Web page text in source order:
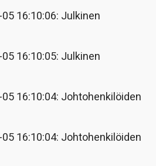
16:10:06: Julkinen
16:10:05: Julkinen
16:10:04: Johtohenkilöiden
16:10:04: Johtohenkilöiden